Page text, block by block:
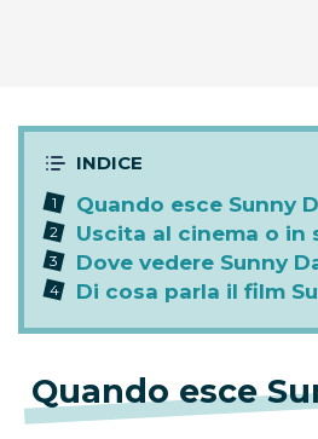
Quando esce Sunny
Uscita al cinema o in
Dove vedere Sunny
Di cosa parla il film
Quando esce